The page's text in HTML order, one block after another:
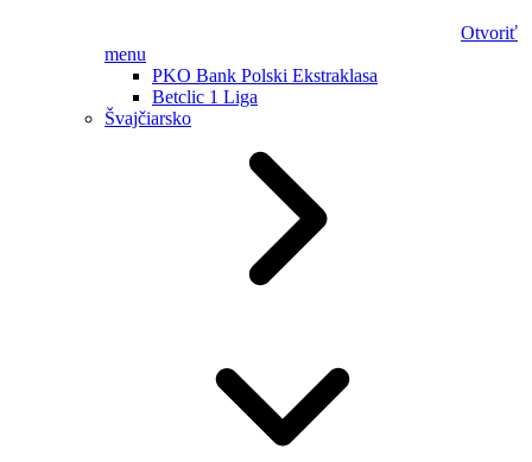
Otvoriť
menu
PKO Bank Polski Ekstraklasa
Betclic 1 Liga
Švajčiarsko